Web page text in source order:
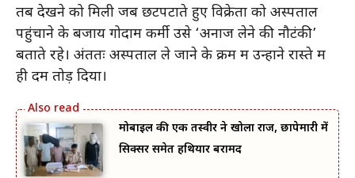
तब देखने को मिली जब छटपटाते हुए विक्रेता को अस्पताल
पहुंचाने के बजाय गोदाम कर्मी उसे ‘अनाज लेने की नौटंकी’
बताते रहे। अंततः अस्पताल ले जाने के क्रम में उन्होंने रास्ते में
ही दम तोड़ दिया।
मोबाइल की एक तस्वीर ने खोला राज, छापेमारी में
सिक्सर समेत हथियार बरामद